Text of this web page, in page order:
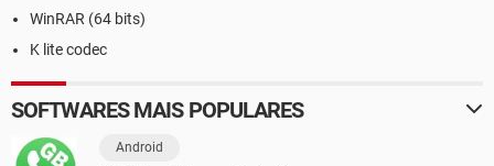
WinRAR (64 bits)
K lite codec
SOFTWARES MAIS POPULARES
Android